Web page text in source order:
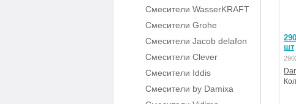
Смесители WasserKRAFT
Смесители Grohe
Смесители Jacob delafon
Смесители Clever
Смесители Iddis
Смесители by Damixa
шт